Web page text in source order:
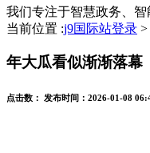
我们专注于智慧政务、
当前位置 :j9国际站登录 >
年大瓜看似渐渐落幕
点击数： 发布时间： 2026-01-08